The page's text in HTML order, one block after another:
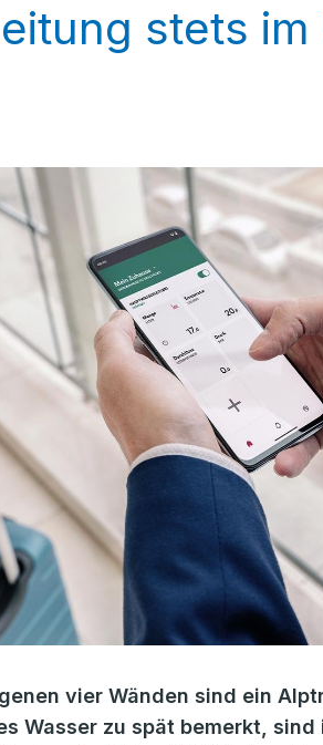
stets im
vier Wänden sind ein
Wasser zu spät bemerkt, sind